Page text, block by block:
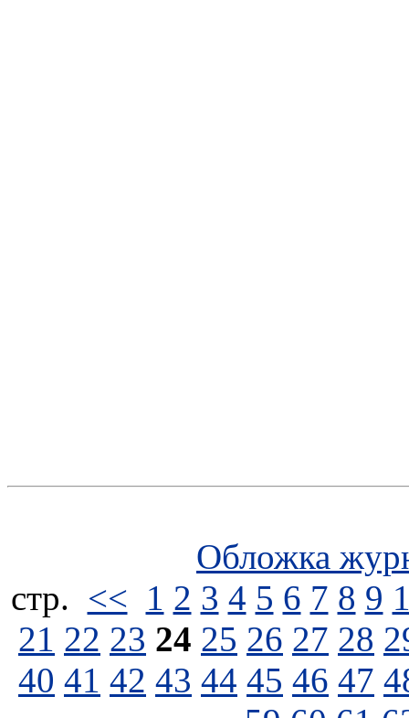
Обложка
стp. << 1 2 3 4 5 6 7 8 9
21 22 23 24 25 26 27 28
40 41 42 43 44 45 46 47